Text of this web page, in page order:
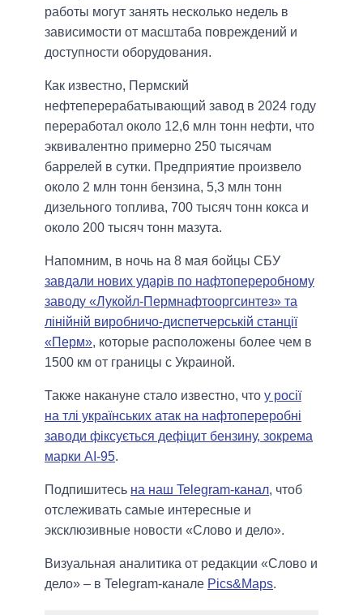
работы могут занять несколько недель в
зависимости от масштаба повреждений и
доступности оборудования.
Как известно, Пермский
нефтеперерабатывающий завод в 2024 году
переработал около 12,6 млн тонн нефти, что
эквивалентно примерно 250 тысячам
баррелей в сутки. Предприятие произвело
около 2 млн тонн бензина, 5,3 млн тонн
дизельного топлива, 700 тысяч тонн кокса и
около 200 тысяч тонн мазута.
Напомним, в ночь на 8 мая бойцы СБУ
завдали нових ударів по нафтопереробному
заводу «Лукойл-Пермнафтооргсинтез» та
лінійній виробничо-диспетчерській станції
«Перм», которые расположены более чем в
1500 км от границы с Украиной.
Также накануне стало известно, что у росії
на тлі українських атак на нафтопереробні
заводи фіксується дефіцит бензину, зокрема
марки АІ-95.
Подпишитесь на наш Telegram-канал, чтоб
отслеживать самые интересные и
эксклюзивные новости «Слово и дело».
Визуальная аналитика от редакции «Слово и
дело» – в Telegram-канале Pics&Maps.